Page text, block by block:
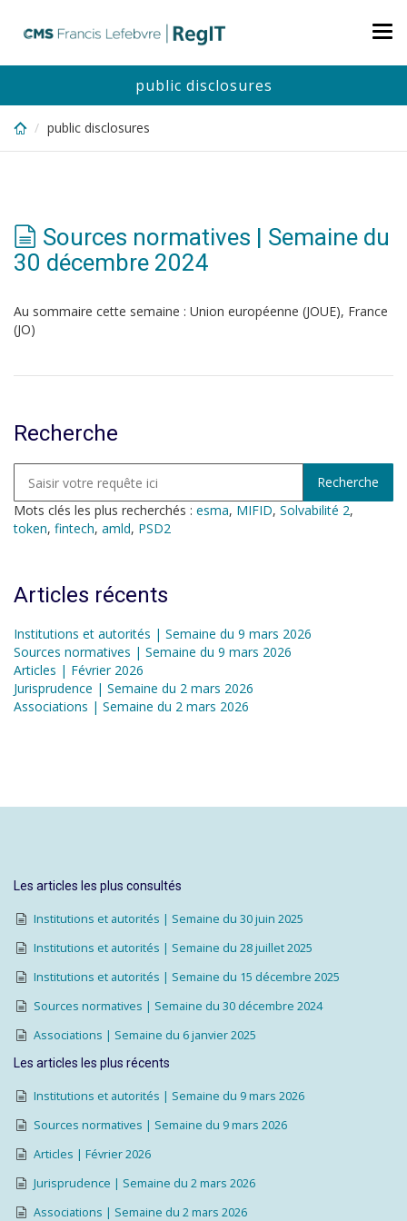
content
public disclosures
public disclosures
Sources normatives | Semaine du
30 décembre 2024
Au sommaire cette semaine : Union européenne (JOUE), France
(JO)
Recherche
Mots clés les plus recherchés : esma, MIFID, Solvabilité 2,
token, fintech, amld, PSD2
Articles récents
Institutions et autorités | Semaine du 9 mars 2026
Sources normatives | Semaine du 9 mars 2026
Articles | Février 2026
Jurisprudence | Semaine du 2 mars 2026
Associations | Semaine du 2 mars 2026
Les articles les plus consultés
Institutions et autorités | Semaine du 30 juin 2025
Institutions et autorités | Semaine du 28 juillet 2025
Institutions et autorités | Semaine du 15 décembre 2025
Sources normatives | Semaine du 30 décembre 2024
Associations | Semaine du 6 janvier 2025
Les articles les plus récents
Institutions et autorités | Semaine du 9 mars 2026
Sources normatives | Semaine du 9 mars 2026
Articles | Février 2026
Jurisprudence | Semaine du 2 mars 2026
Associations | Semaine du 2 mars 2026